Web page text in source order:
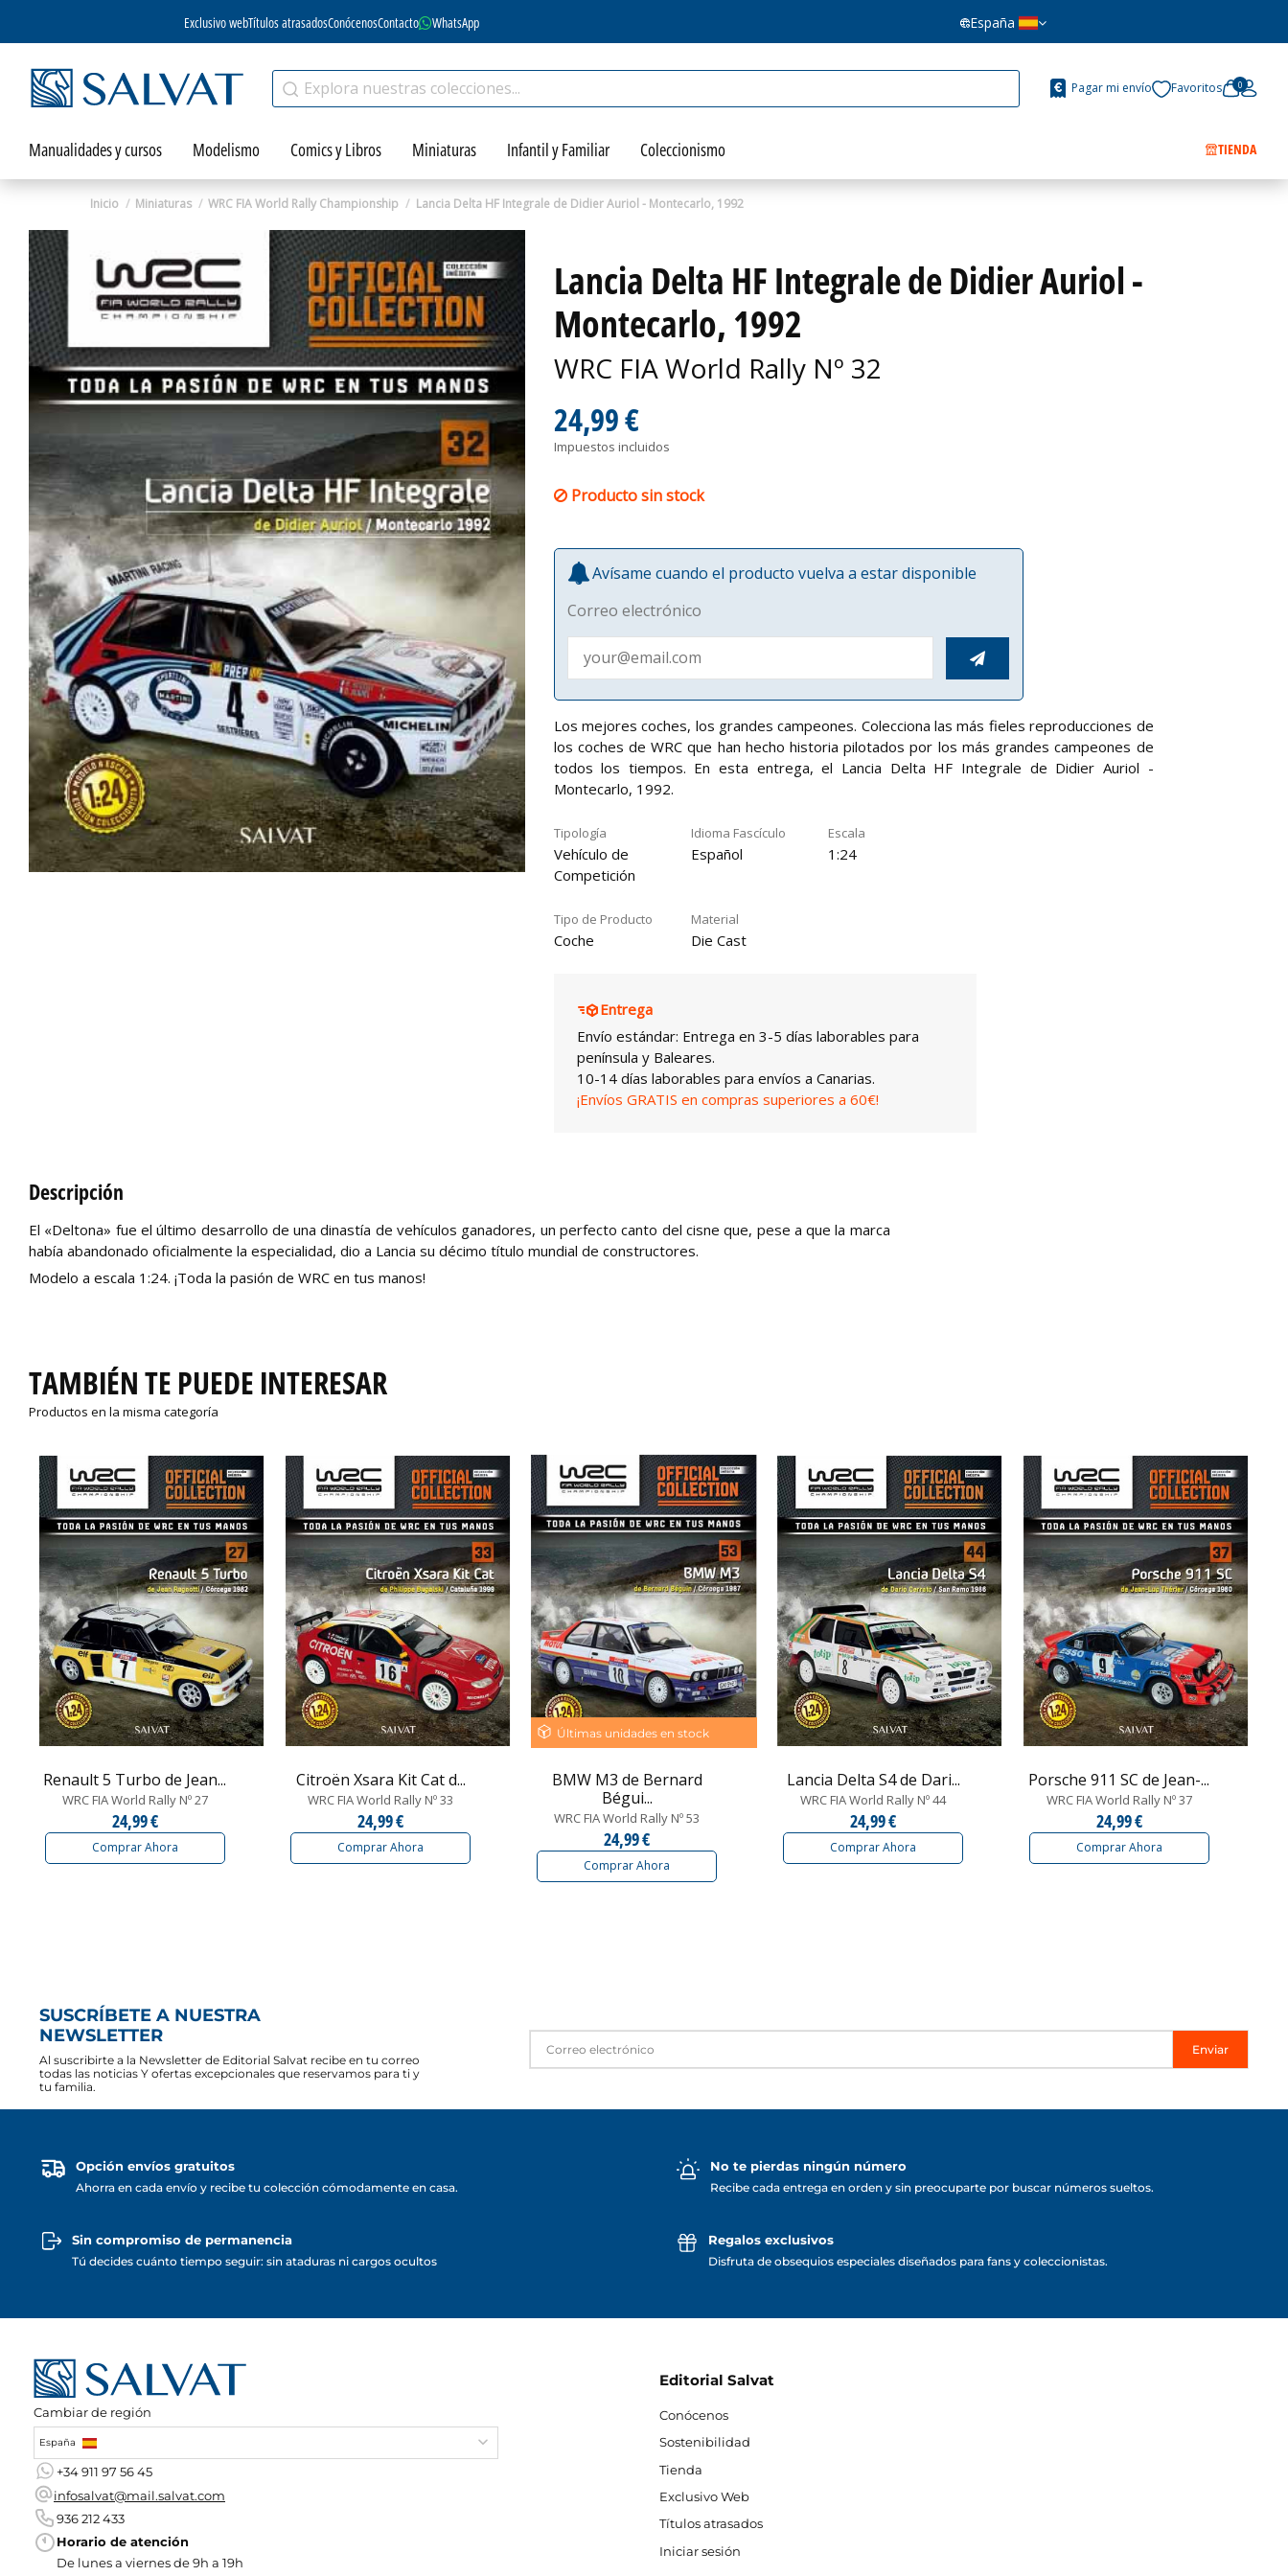
Exclusivo webTítulos atrasadosConócenosContacto WhatsApp España
Pagar mi envío Favoritos 0
Manualidades y cursos Modelismo Comics y Libros Miniaturas Infantil y Familiar Coleccionismo TIENDA
Inicio Miniaturas WRC FIA World Rally Championship Lancia Delta HF Integrale de Didier Auriol - Montecarlo, 1992
Zoom
Lancia Delta HF Integrale de Didier Auriol -
Montecarlo, 1992
WRC FIA World Rally Nº 32
24,99 €
Impuestos incluidos
Producto sin stock
Avísame cuando el producto vuelva a estar disponible
Correo electrónico

Los mejores coches, los grandes campeones. Colecciona las más fieles reproducciones de
los coches de WRC que han hecho historia pilotados por los más grandes campeones de
todos los tiempos. En esta entrega, el Lancia Delta HF Integrale de Didier Auriol -
Montecarlo, 1992.
Tipología
Vehículo de
Competición
Idioma Fascículo
Español
Escala
1:24
Tipo de Producto
Coche
Material
Die Cast
Entrega
Envío estándar: Entrega en 3-5 días laborables para
península y Baleares.
10-14 días laborables para envíos a Canarias.
¡Envíos GRATIS en compras superiores a 60€!
Descripción
El «Deltona» fue el último desarrollo de una dinastía de vehículos ganadores, un perfecto canto del cisne que, pese a que la marca
había abandonado oficialmente la especialidad, dio a Lancia su décimo título mundial de constructores.
Modelo a escala 1:24. ¡Toda la pasión de WRC en tus manos!
TAMBIÉN TE PUEDE INTERESAR
Productos en la misma categoría
Renault 5 Turbo de Jean...
WRC FIA World Rally Nº 27
24,99 €
Comprar Ahora
Citroën Xsara Kit Cat d...
WRC FIA World Rally Nº 33
24,99 €
Comprar Ahora
Últimas unidades en stock
BMW M3 de Bernard
Bégui...
WRC FIA World Rally Nº 53
24,99 €
Comprar Ahora
Lancia Delta S4 de Dari...
WRC FIA World Rally Nº 44
24,99 €
Comprar Ahora
Porsche 911 SC de Jean-...
WRC FIA World Rally Nº 37
24,99 €
Comprar Ahora
SUSCRÍBETE A NUESTRA
NEWSLETTER
Al suscribirte a la Newsletter de Editorial Salvat recibe en tu correo
todas las noticias Y ofertas excepcionales que reservamos para ti y
tu familia.
Enviar
Opción envíos gratuitos
Ahorra en cada envío y recibe tu colección cómodamente en casa.
No te pierdas ningún número
Recibe cada entrega en orden y sin preocuparte por buscar números sueltos.
Sin compromiso de permanencia
Tú decides cuánto tiempo seguir: sin ataduras ni cargos ocultos
Regalos exclusivos
Disfruta de obsequios especiales diseñados para fans y coleccionistas.
Cambiar de región
España
+34 911 97 56 45
infosalvat@mail.salvat.com
936 212 433
Horario de atención
De lunes a viernes de 9h a 19h
Editorial Salvat
Conócenos
Sostenibilidad
Tienda
Exclusivo Web
Títulos atrasados
Iniciar sesión